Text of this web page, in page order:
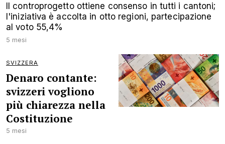
Il controprogetto ottiene consenso in tutti i cantoni;
l'iniziativa è accolta in otto regioni, partecipazione
al voto 55,4%
5 mesi
SVIZZERA
Denaro contante:
svizzeri vogliono
più chiarezza nella
Costituzione
5 mesi